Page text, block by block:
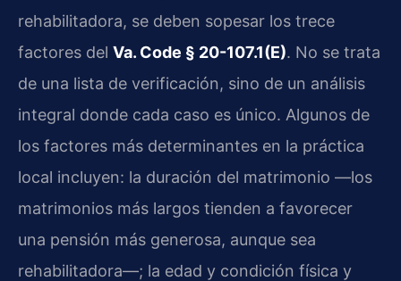
rehabilitadora, se deben sopesar los trece
factores del Va. Code § 20-107.1(E). No se trata
de una lista de verificación, sino de un análisis
integral donde cada caso es único. Algunos de
los factores más determinantes en la práctica
local incluyen: la duración del matrimonio —los
matrimonios más largos tienden a favorecer
una pensión más generosa, aunque sea
rehabilitadora—; la edad y condición física y